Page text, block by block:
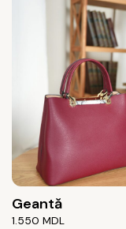
Geantă
1.550 MDL